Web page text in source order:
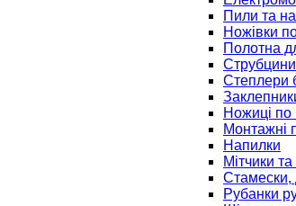
Пили та
Ножівки
Полотна
Степлери
Ножиці по
Монтажні
Напилки
Мітчики
Стамески,
Рубанки